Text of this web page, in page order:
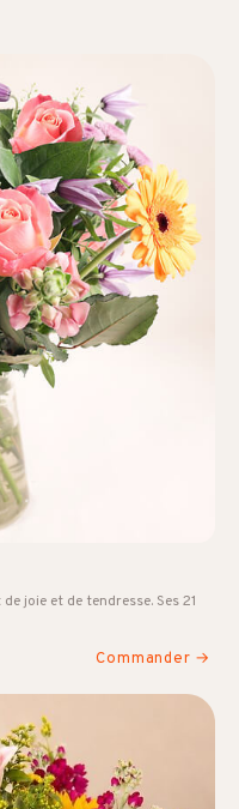
joie et de tendresse. Ses 21
Commander →